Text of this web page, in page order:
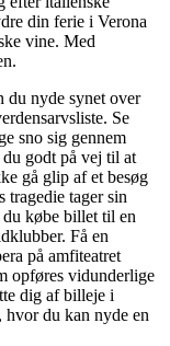
din ferie i Verona
vine. Med
du nyde synet over
Se
sno sig gennem
godt på vej til at
gå glip af et besøg
tragedie tager sin
købe billet til en
Få en
på amfiteatret
opføres vidunderlige
dig af billeje i
hvor du kan nyde en